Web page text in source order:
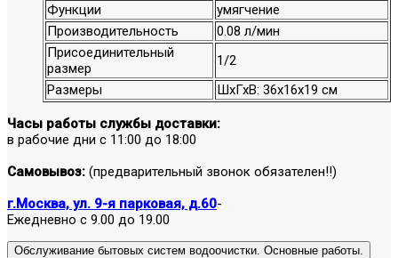
Функции
умягчение
Производительность
0.08 л/мин
Присоединительный
размер
1/2
Размеры
ШхГхВ: 36х16х19 см
Часы работы службы доставки:
в рабочие дни с 11:00 до 18:00
Самовывоз: (предварительный звонок обязателен!!)
г.Москва, ул. 9-я парковая, д.60-
Ежедневно с 9.00 до 19.00
Обслуживание бытовых систем водоочистки. Основные работы.